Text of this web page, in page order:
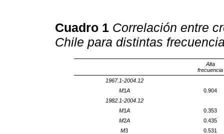
Cuadro 1 Correlación entre
Chile para distintas
Alta
frecuencia
1967.1-2004.12
M1A
0.904
1982.1-2004.12
M1A
0.353
M2A
0.435
M3
0.531